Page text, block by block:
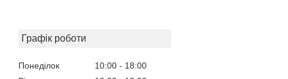
Графік роботи
Понеділок 10:00
18:00